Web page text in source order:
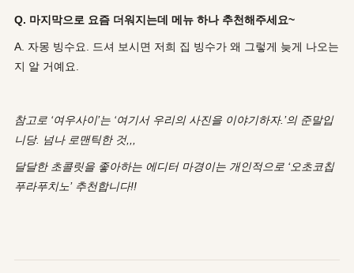
Q. 마지막으로 요즘 더워지는데 메뉴 하나 추천해주세요~
A. 자몽 빙수요. 드셔 보시면 저희 집 빙수가 왜 그렇게 늦게 나오는
지 알 거예요.
참고로 ‘여우사이’는 ‘여기서 우리의 사진을 이야기하자.’의 준말입
니당. 넘나 로맨틱한 것,,,
달달한 초콜릿을 좋아하는 에디터 마경이는 개인적으로 ‘오초코칩
푸라푸치노’ 추천합니다!!